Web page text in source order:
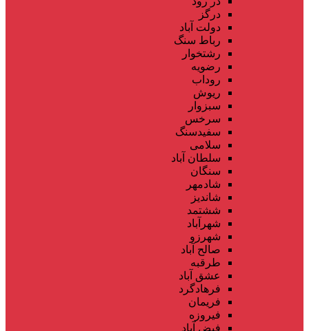
درگز
دولت آباد
رباط سنگ
رشتخوار
رضویه
روداب
ریوش
سبزوار
سرخس
سفیدسنگ
سلامی
سلطان آباد
سنگان
شادمهر
شاندیز
ششتمد
شهرآباد
شهرزو
صالح آباد
طرقبه
عشق آباد
فرهادگرد
فریمان
فیروزه
فیض آباد